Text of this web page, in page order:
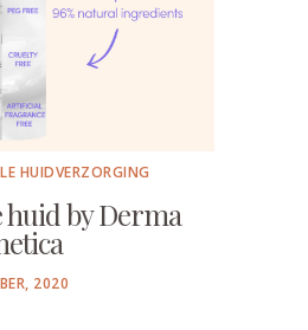
HUIDVERZORGING
huid by Derma
2020